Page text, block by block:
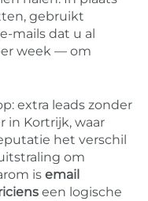
gebruikt
mails dat u al
week — om
extra leads zonder
in Kortrijk, waar
het verschil
om
is email
een logische